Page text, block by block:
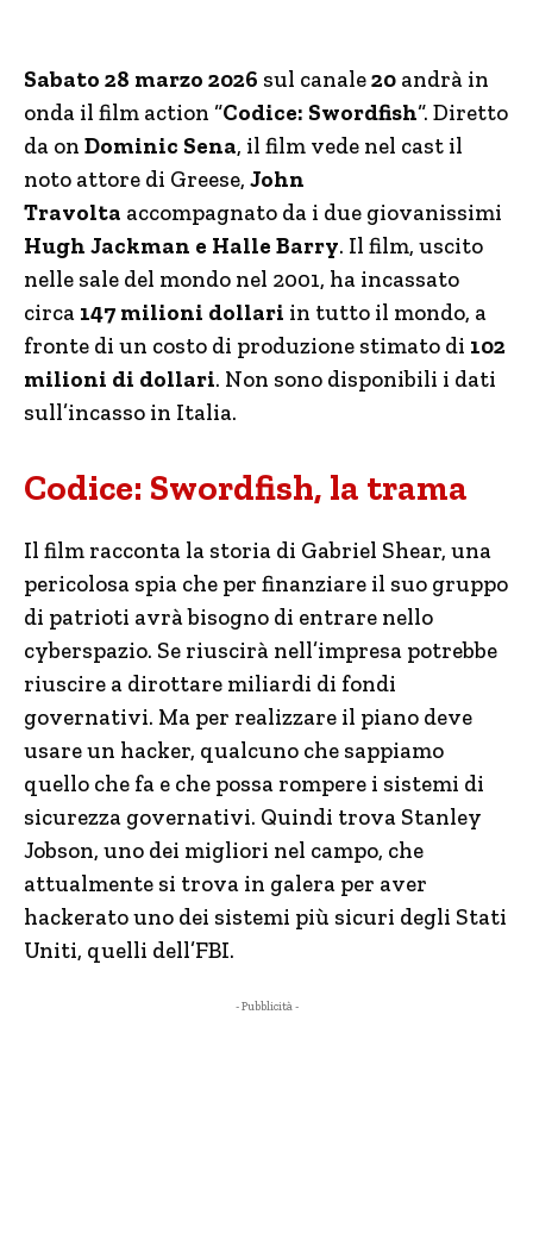
Sabato 28 marzo 2026 sul canale20 andrà in
onda il film action “Codice: Swordfish“. Diretto
da on Dominic Sena, il film vede nel cast il
noto attore di Greese, John
Travolta accompagnato da i due giovanissimi
Hugh Jackman e Halle Barry. Il film, uscito
nelle sale del mondo nel 2001, ha incassato
circa 147 milioni dollari in tutto il mondo, a
fronte di un costo di produzione stimato di 102
milioni di dollari. Non sono disponibili i dati
sull’incasso in Italia.
Codice: Swordfish, la trama
Il film racconta la storia di Gabriel Shear, una
pericolosa spia che per finanziare il suo gruppo
di patrioti avrà bisogno di entrare nello
cyberspazio. Se riuscirà nell’impresa potrebbe
riuscire a dirottare miliardi di fondi
governativi. Ma per realizzare il piano deve
usare un hacker, qualcuno che sappiamo
quello che fa e che possa rompere i sistemi di
sicurezza governativi. Quindi trova Stanley
Jobson, uno dei migliori nel campo, che
attualmente si trova in galera per aver
hackerato uno dei sistemi più sicuri degli Stati
Uniti, quelli dell’FBI.
- Pubblicità -